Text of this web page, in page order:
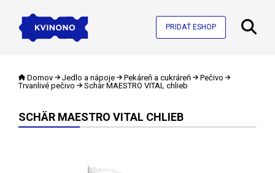
PRIDAŤ ESHOP
Domov Jedlo a nápoje Pekáreň a cukráreň
Pečivo
Trvanlivé pečivo
Schär MAESTRO VITAL chlieb
SCHÄR MAESTRO VITAL CHLIEB